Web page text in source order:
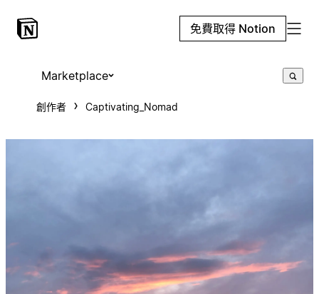
免費取得 Notion
Marketplace
創作者 Captivating_Nomad